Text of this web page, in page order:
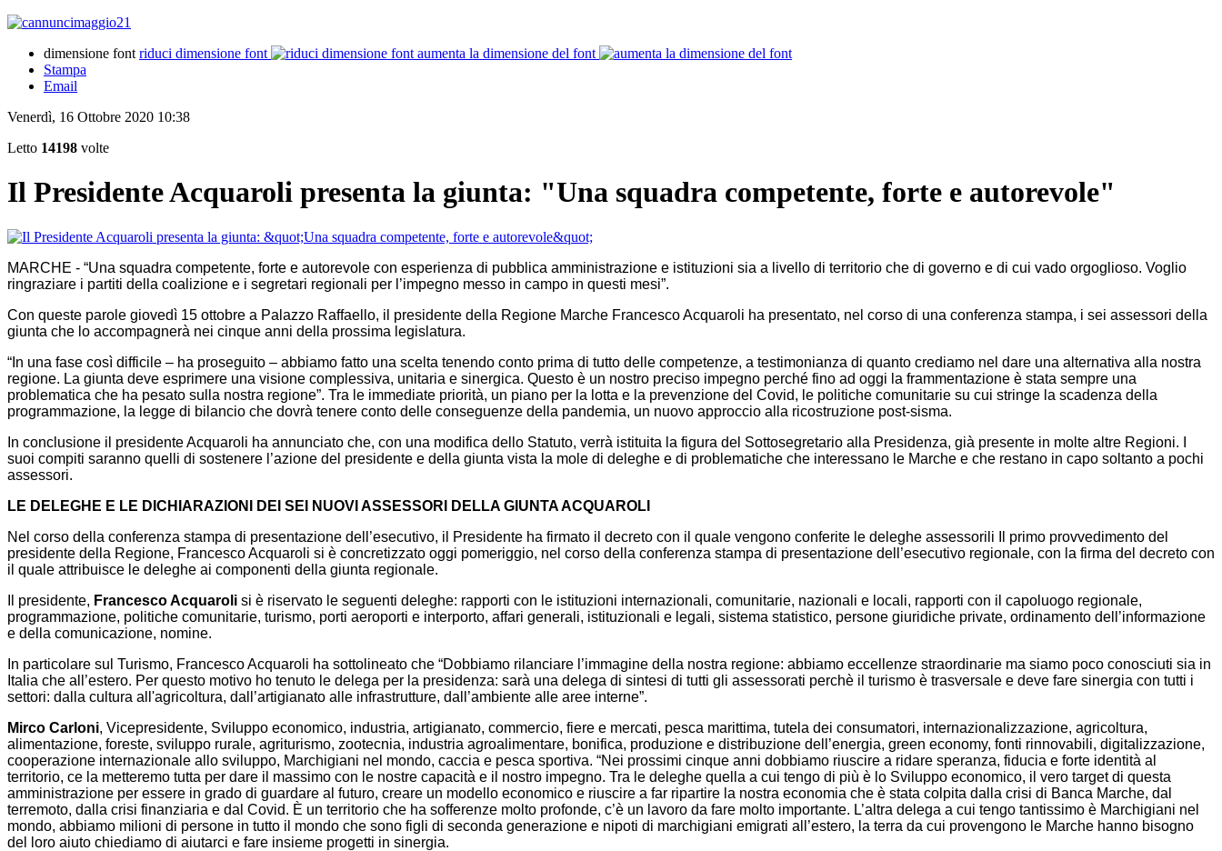
dimensione font riduci dimensione font
aumenta la dimensione del font
Stampa
Email
Venerdì, 16 Ottobre 2020 10:38
Letto 14198 volte
Il Presidente Acquaroli presenta la giunta: "Una squadra competente, forte e autorevole"
MARCHE - “Una squadra competente, forte e autorevole con esperienza di pubblica amministrazione e istituzioni sia a livello di territorio che di governo e di cui vado orgoglioso. Voglio
ringraziare i partiti della coalizione e i segretari regionali per l’impegno messo in campo in questi mesi”.
Con queste parole giovedì 15 ottobre a Palazzo Raffaello, il presidente della Regione Marche Francesco Acquaroli ha presentato, nel corso di una conferenza stampa, i sei assessori della
giunta che lo accompagnerà nei cinque anni della prossima legislatura.
“In una fase così difficile – ha proseguito – abbiamo fatto una scelta tenendo conto prima di tutto delle competenze, a testimonianza di quanto crediamo nel dare una alternativa alla nostra
regione. La giunta deve esprimere una visione complessiva, unitaria e sinergica. Questo è un nostro preciso impegno perché fino ad oggi la frammentazione è stata sempre una
problematica che ha pesato sulla nostra regione”. Tra le immediate priorità, un piano per la lotta e la prevenzione del Covid, le politiche comunitarie su cui stringe la scadenza della
programmazione, la legge di bilancio che dovrà tenere conto delle conseguenze della pandemia, un nuovo approccio alla ricostruzione post-sisma.
In conclusione il presidente Acquaroli ha annunciato che, con una modifica dello Statuto, verrà istituita la figura del Sottosegretario alla Presidenza, già presente in molte altre Regioni. I
suoi compiti saranno quelli di sostenere l’azione del presidente e della giunta vista la mole di deleghe e di problematiche che interessano le Marche e che restano in capo soltanto a pochi
assessori.
LE DELEGHE E LE DICHIARAZIONI DEI SEI NUOVI ASSESSORI DELLA GIUNTA ACQUAROLI
Nel corso della conferenza stampa di presentazione dell’esecutivo, il Presidente ha firmato il decreto con il quale vengono conferite le deleghe assessorili Il primo provvedimento del
presidente della Regione, Francesco Acquaroli si è concretizzato oggi pomeriggio, nel corso della conferenza stampa di presentazione dell’esecutivo regionale, con la firma del decreto con
il quale attribuisce le deleghe ai componenti della giunta regionale.
Il presidente, Francesco Acquaroli si è riservato le seguenti deleghe: rapporti con le istituzioni internazionali, comunitarie, nazionali e locali, rapporti con il capoluogo regionale,
programmazione, politiche comunitarie, turismo, porti aeroporti e interporto, affari generali, istituzionali e legali, sistema statistico, persone giuridiche private, ordinamento dell’informazione
e della comunicazione, nomine.
In particolare sul Turismo, Francesco Acquaroli ha sottolineato che “Dobbiamo rilanciare l’immagine della nostra regione: abbiamo eccellenze straordinarie ma siamo poco conosciuti sia in
Italia che all’estero. Per questo motivo ho tenuto le delega per la presidenza: sarà una delega di sintesi di tutti gli assessorati perchè il turismo è trasversale e deve fare sinergia con tutti i
settori: dalla cultura all'agricoltura, dall’artigianato alle infrastrutture, dall’ambiente alle aree interne”.
Mirco Carloni, Vicepresidente, Sviluppo economico, industria, artigianato, commercio, fiere e mercati, pesca marittima, tutela dei consumatori, internazionalizzazione, agricoltura,
alimentazione, foreste, sviluppo rurale, agriturismo, zootecnia, industria agroalimentare, bonifica, produzione e distribuzione dell’energia, green economy, fonti rinnovabili, digitalizzazione,
cooperazione internazionale allo sviluppo, Marchigiani nel mondo, caccia e pesca sportiva. “Nei prossimi cinque anni dobbiamo riuscire a ridare speranza, fiducia e forte identità al
territorio, ce la metteremo tutta per dare il massimo con le nostre capacità e il nostro impegno. Tra le deleghe quella a cui tengo di più è lo Sviluppo economico, il vero target di questa
amministrazione per essere in grado di guardare al futuro, creare un modello economico e riuscire a far ripartire la nostra economia che è stata colpita dalla crisi di Banca Marche, dal
terremoto, dalla crisi finanziaria e dal Covid. È un territorio che ha sofferenze molto profonde, c’è un lavoro da fare molto importante. L’altra delega a cui tengo tantissimo è Marchigiani nel
mondo, abbiamo milioni di persone in tutto il mondo che sono figli di seconda generazione e nipoti di marchigiani emigrati all’estero, la terra da cui provengono le Marche hanno bisogno
del loro aiuto chiediamo di aiutarci e fare insieme progetti in sinergia.